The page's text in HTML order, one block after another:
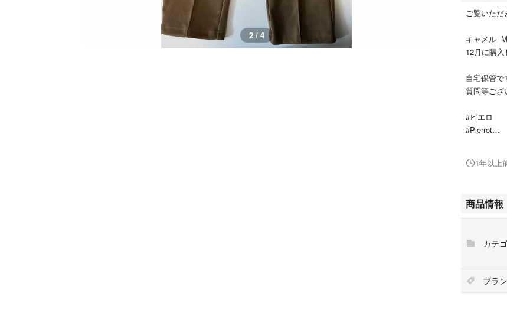
2 / 4
ご覧いた
キャメル M
12月に購入
自宅保管で
質問等ござ
#ピエロ
#Pierrot
1年以上
商品情報
カテ
ブラ